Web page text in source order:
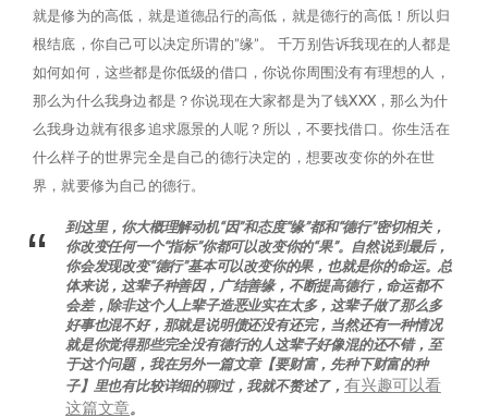
就是修为的高低，就是道德品行的高低，就是德行的高低！所以归
根结底，你自己可以决定所谓的”缘”。 千万别告诉我现在的人都是
如何如何，这些都是你低级的借口，你说你周围没有有理想的人，
那么为什么我身边都是？你说现在大家都是为了钱XXX，那么为什
么我身边就有很多追求愿景的人呢？所以，不要找借口。你生活在
什么样子的世界完全是自己的德行决定的，想要改变你的外在世
界，就要修为自己的德行。
到这里，你大概理解动机“因”和态度“缘”都和“德行”密切相关，
你改变任何一个“指标”你都可以改变你的“果”。自然说到最后，
你会发现改变“德行”基本可以改变你的果，也就是你的命运。总
体来说，这辈子种善因，广结善缘，不断提高德行，命运都不
会差，除非这个人上辈子造恶业实在太多，这辈子做了那么多
好事也混不好，那就是说明债还没有还完，当然还有一种情况
就是你觉得那些完全没有德行的人这辈子好像混的还不错，至
于这个问题，我在另外一篇文章【要财富，先种下财富的种
子】里也有比较详细的聊过，我就不赘述了，有兴趣可以看
这篇文章。